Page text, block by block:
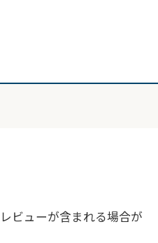
ビューが含まれる場合が